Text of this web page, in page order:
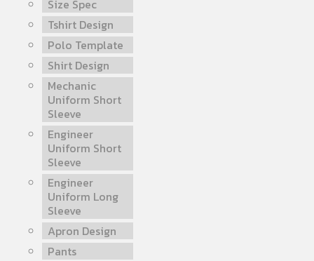
Size Spec
Tshirt Design
Polo Template
Shirt Design
Mechanic
Uniform Short
Sleeve
Engineer
Uniform Short
Sleeve
Engineer
Uniform Long
Sleeve
Apron Design
Pants